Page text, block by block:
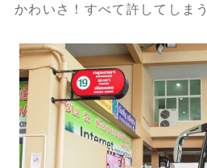
かわいさ！すべて許してしま